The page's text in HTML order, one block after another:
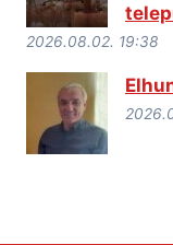
2026.08.02. 19:38